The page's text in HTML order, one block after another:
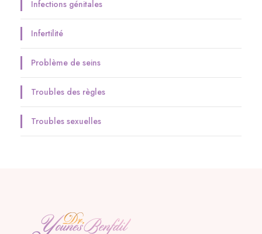
Infections génitales
Infertilité
Problème de seins
Troubles des règles
Troubles sexuelles